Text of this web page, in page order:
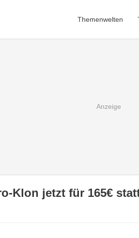
Themenwelten
Klon jetzt für 165€